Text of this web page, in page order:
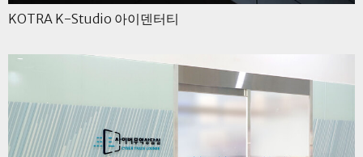
KOTRA K-Studio 아이덴터티